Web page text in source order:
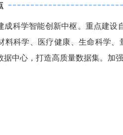
成科学智能创新中枢。重点建
料科学、医疗健康、生命科学
据中心，打造高质量数据集。加